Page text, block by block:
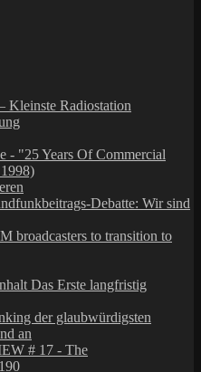
Radiostation
- "25 Years Of Commercial
Debatte: Wir sind
broadcasters to transition to
Das Erste langfristig
der glaubwürdigsten
an
# 17 - The